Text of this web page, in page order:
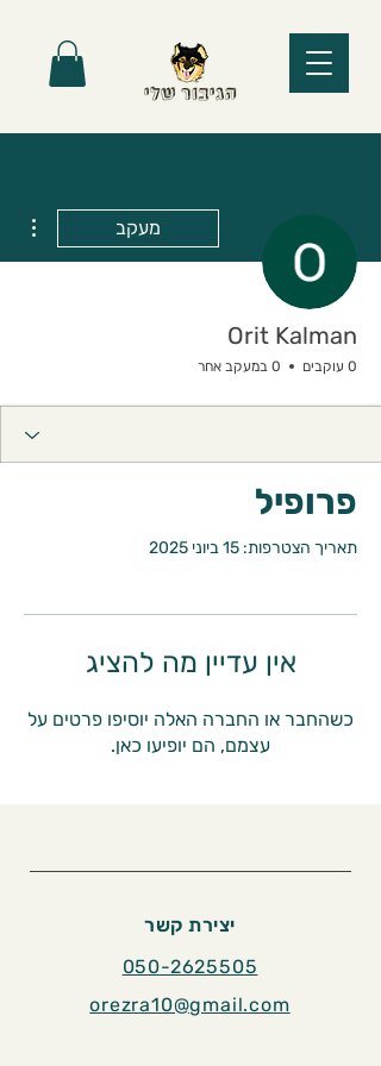
מעקב
Orit Kalman
0 עוקבים 0 במעקב אחר
פרופיל
תאריך הצטרפות: 15 ביוני 2025
אין עדיין מה להציג
כשהחבר או החברה האלה יוסיפו פרטים על
עצמם, הם יופיעו כאן.
יצירת קשר
050-2625505
orezra10@gmail.com